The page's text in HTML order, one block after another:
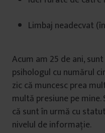
Limbaj neadecvat
Acum am 25 de ani,
psihologul cu numărul
zic că muncesc prea
multă presiune pe
că sunt în urmă cu
nivelul de informație.